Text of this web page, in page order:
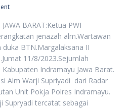
BARAT:Ketua PWI
jenazah alm.Wartawan
BTN.Margalaksana II
11/8/2023.Sejumlah
Indramayu Jawa Barat.
Alm Warji Supriyadi dari Radar
Unit Pokja Polres Indramayu.
Supryadi tercatat sebagai